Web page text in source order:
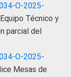
O-2025-
Técnico y
parcial del
O-2025-
Mesas de